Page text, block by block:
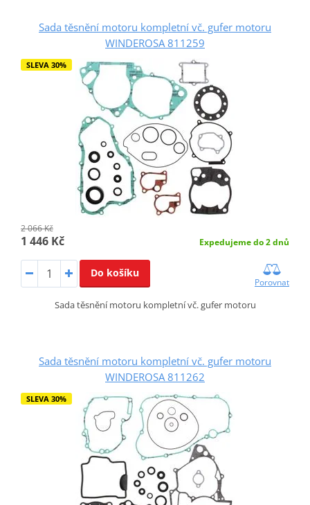
Sada těsnění motoru kompletní vč. gufer motoru
WINDEROSA 811259
SLEVA 30%
2 066 Kč
1 446 Kč Expedujeme do 2 dnů
Do košíku
Porovnat
Sada těsnění motoru kompletní vč. gufer motoru
Sada těsnění motoru kompletní vč. gufer motoru
WINDEROSA 811262
SLEVA 30%